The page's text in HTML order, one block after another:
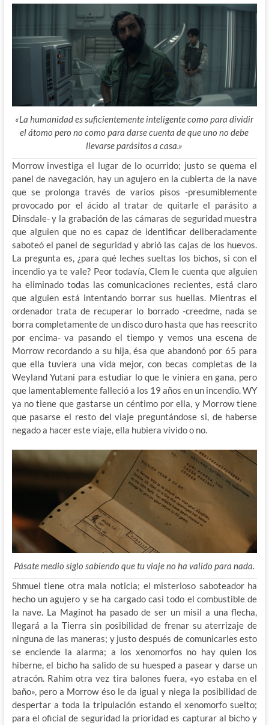
«La humanidad es suficientemente inteligente como para dividir
el átomo pero no como para darse cuenta de que uno no debe
llevarse parásitos a casa.»
Morrow investiga el lugar de lo ocurrido; justo se quema el
panel de navegación, hay un agujero en la cubierta de la nave
que se prolonga través de varios pisos -presumiblemente
provocado por el ácido al tratar de quitarle el parásito a
Dinsdale- y la grabación de las cámaras de seguridad muestra
que alguien que no es capaz de identificar deliberadamente
saboteó el panel de seguridad y abrió las cajas de los huevos.
La pregunta es, ¿para qué leches sueltas los bichos, si con el
incendio ya te vale? Peor todavía, Clem le cuenta que alguien
ha eliminado todas las comunicaciones recientes, está claro
que alguien está intentando borrar sus huellas. Mientras el
ordenador trata de recuperar lo borrado -creedme, nada se
borra completamente de un disco duro hasta que has reescrito
por encima- va pasando el tiempo y vemos una escena de
Morrow recordando a su hija, ésa que abandonó por 65 para
que ella tuviera una vida mejor, con becas completas de la
Weyland Yutani para estudiar lo que le viniera en gana, pero
que lamentablemente falleció a los 19 años en un incendio. WY
ya no tiene que gastarse un céntimo por ella, y Morrow tiene
que pasarse el resto del viaje preguntándose si, de haberse
negado a hacer este viaje, ella hubiera vivido o no.
Pásate medio siglo sabiendo que tu viaje no ha valido para nada.
Shmuel tiene otra mala noticia; el misterioso saboteador ha
hecho un agujero y se ha cargado casi todo el combustible de
la nave. La Maginot ha pasado de ser un misil a una flecha,
llegará a la Tierra sin posibilidad de frenar su aterrizaje de
ninguna de las maneras; y justo después de comunicarles esto
se enciende la alarma; a los xenomorfos no hay quien los
hiberne, el bicho ha salido de su huesped a pasear y darse un
atracón. Rahim otra vez tira balones fuera, «yo estaba en el
baño», pero a Morrow éso le da igual y niega la posibilidad de
despertar a toda la tripulación estando el xenomorfo suelto;
para el oficial de seguridad la prioridad es capturar al bicho y